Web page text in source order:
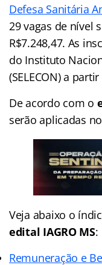
Defesa Sanitária
29 vagas de nível
R$7.248,47. As
do Instituto
(SELECON) a
De acordo com o
serão aplicadas
Veja abaixo o
edital IAGRO MS:
Remuneração e